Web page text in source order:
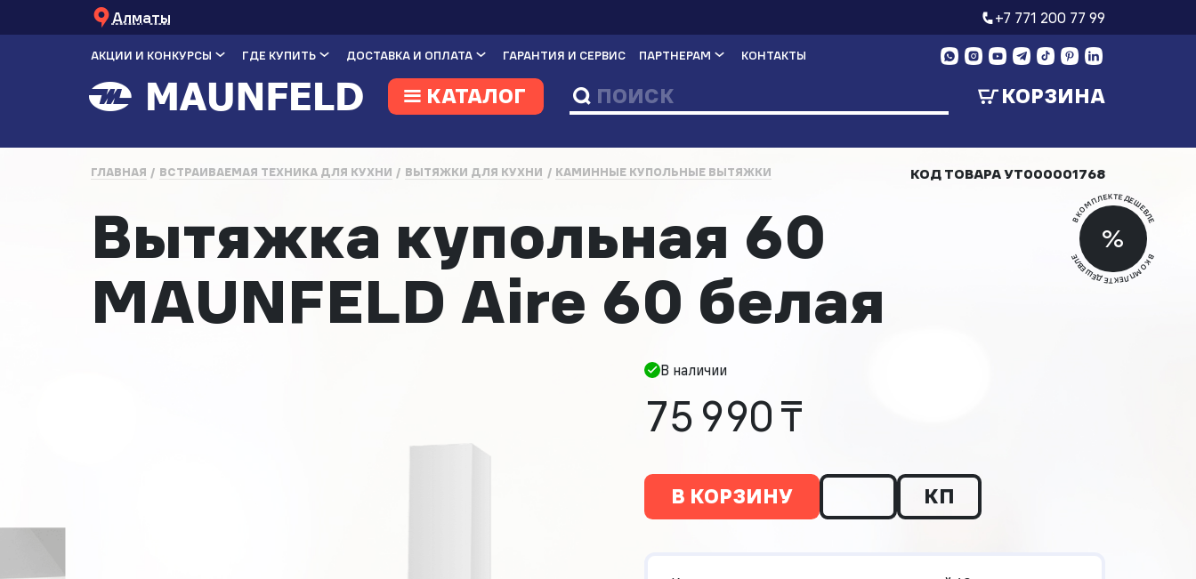
Алматы +7 771 200 77 99
АКЦИИ И КОНКУРСЫ ГДЕ КУПИТЬ ДОСТАВКА И ОПЛАТА ГАРАНТИЯ И СЕРВИС ПАРТНЕРАМ КОНТАКТЫ
КАТАЛОГ КОРЗИНА
%
В КОМПЛЕКТЕ ДЕШЕВЛЕ
В КОМПЛЕКТЕ ДЕШЕВЛЕ
ГЛАВНАЯ ВСТРАИВАЕМАЯ ТЕХНИКА ДЛЯ КУХНИ ВЫТЯЖКИ ДЛЯ КУХНИ КАМИННЫЕ КУПОЛЬНЫЕ ВЫТЯЖКИ КОД ТОВАРАУТ000001768
Вытяжка купольная 60
MAUNFELD Aire 60 белая
В наличии
75 990 ₸
В КОРЗИНУ КП